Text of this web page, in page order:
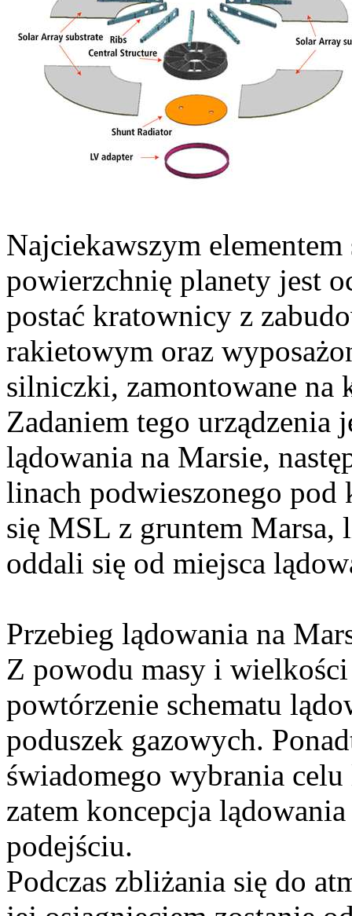
Najciekawszym elementem
powierzchnię planety jest
postać kratownicy z
rakietowym oraz
silniczki, zamontowane na
Zadaniem tego urządzenia
lądowania na Marsie,
linach podwieszonego pod
się MSL z gruntem Marsa,
oddali się od miejsca
Przebieg lądowania na
Z powodu masy i
powtórzenie schematu
poduszek gazowych.
świadomego wybrania
zatem koncepcja
podejściu.
Podczas zbliżania się do